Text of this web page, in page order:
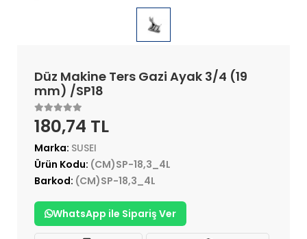
Düz Makine Ters Gazi Ayak 3/4 (19
mm) /SP18
180,74 TL
Marka: SUSEI
Ürün Kodu: (CM)SP-18,3_4L
Barkod: (CM)SP-18,3_4L
WhatsApp ile Sipariş Ver